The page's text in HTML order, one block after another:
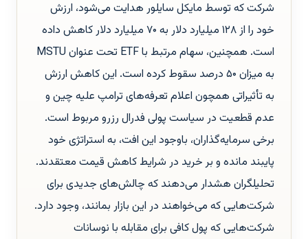
شرکت که توسط مایکل سایلور هدایت می‌شود، ارزش
خود را از ۱۲۸ میلیارد دلار به ۷۰ میلیارد دلار کاهش داده
است. همچنین، سهام مرتبط با ETF تحت عنوان MSTU
به میزان ۵۰ درصد سقوط کرده است. این کاهش ارزش
به تأثیراتی همچون اعلام تعرفه‌های ترامپ علیه چین و
عدم قطعیت در سیاست پولی فدرال رزرو مربوط است.
برخی سرمایه‌گذاران، باوجود این افت، به استراتژی خود
پایبند مانده و بر خرید در شرایط کاهش قیمت معتقدند.
تحلیلگران هشدار می‌دهند که چالش‌های جدیدی برای
شرکت‌هایی که می‌خواهند در این بازار بمانند، وجود دارد.
شرکت‌هایی که پول کافی برای مقابله با نوسانات